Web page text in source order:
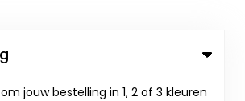
jouw bestelling in 1, 2 of 3 kleuren